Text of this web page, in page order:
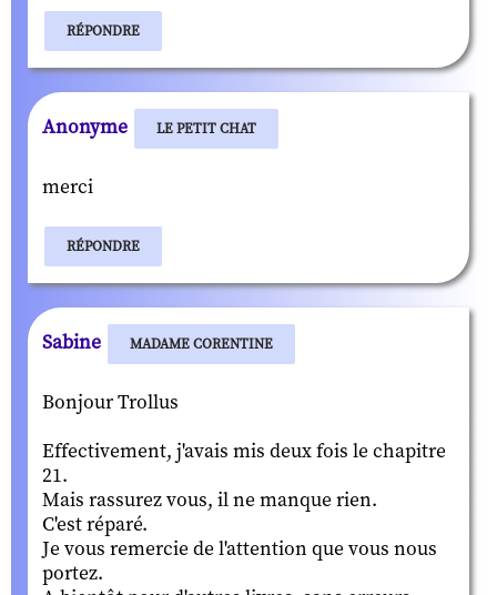
RÉPONDRE
Anonyme LE PETIT CHAT
merci
RÉPONDRE
Sabine MADAME CORENTINE
Bonjour Trollus
Effectivement, j'avais mis deux fois le chapitre
21.
Mais rassurez vous, il ne manque rien.
C'est réparé.
Je vous remercie de l'attention que vous nous
portez.